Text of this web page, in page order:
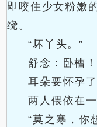
即咬住少女粉嫩
绕。
“坏丫头。”
舒念：卧槽！
耳朵要怀孕了
两人偎依在
“莫之寒，你